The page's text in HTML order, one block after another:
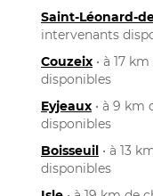
Saint-Léonard-
intervenants
Couzeix • à 17
disponibles
Eyjeaux • à 9 km
disponibles
Boisseuil • à 13
disponibles